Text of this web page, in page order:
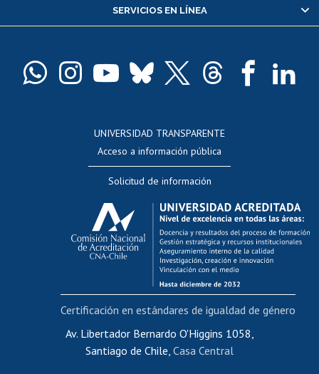
Pago de arancel y crédito alumnos
Docentes
Evaluación docente
Calificación académica
Postulación al AUCAI
Funcionarias/os
Cursos internos de capacitación
Bienestar del personal
Portal de movilidad interna
Certificado de renta
Certificado de renta honorarios
SERVICIOS EN LÍNEA
UNIVERSIDAD TRANSPARENTE
Acceso a información pública
Solicitud de información
Av. Libertador Bernardo O'Higgins 1058,
Santiago de Chile, Casa Central
Certificación en estándares de igualdad de género